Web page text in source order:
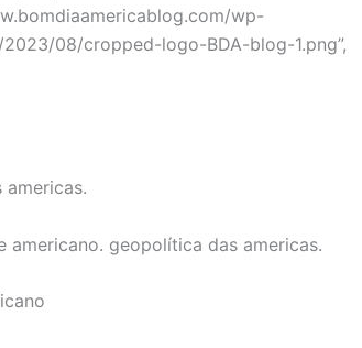
wp-
08/cropped-logo-BDA-blog-1.png”,
americano. geopolítica das americas.